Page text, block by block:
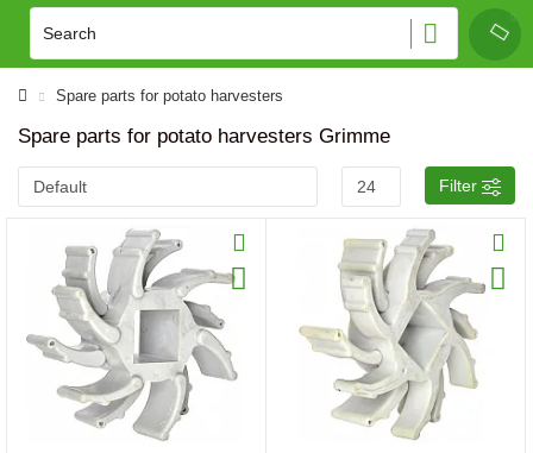
Spare parts for potato harvesters
Spare parts for potato harvesters Grimme
Filter